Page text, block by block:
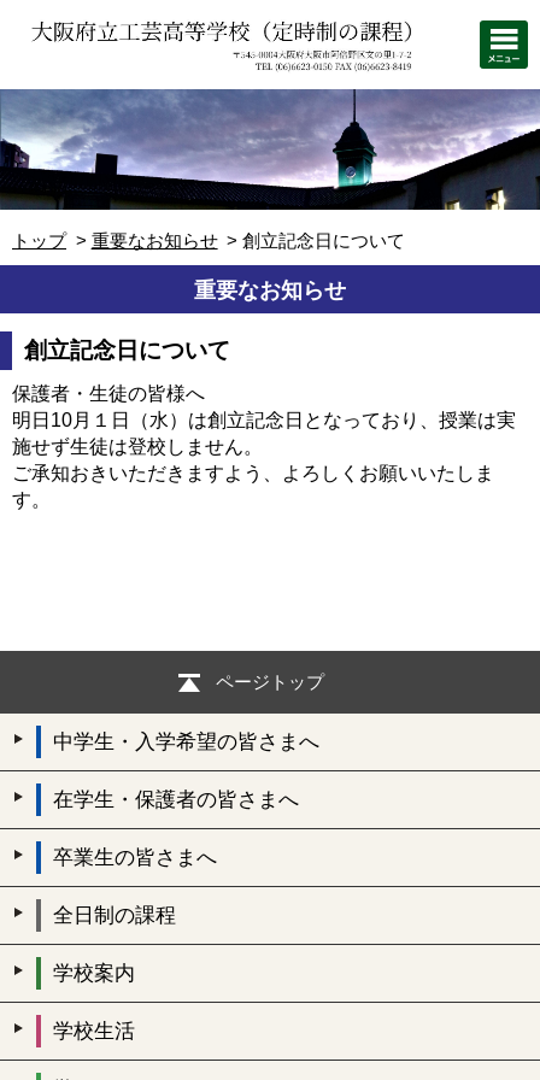
トップ 重要なお知らせ 創立記念日について
重要なお知らせ
創立記念日について
保護者・生徒の皆様へ
明日10月１日（水）は創立記念日となっており、授業は実
施せず生徒は登校しません。
ご承知おきいただきますよう、よろしくお願いいたしま
す。
ページトップ
中学生・入学希望の皆さまへ
在学生・保護者の皆さまへ
卒業生の皆さまへ
全日制の課程
学校案内
学校生活